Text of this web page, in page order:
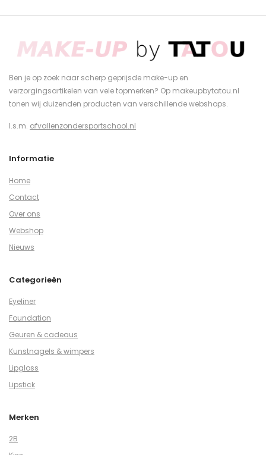
Ben je op zoek naar scherp geprijsde make-up en
verzorgingsartikelen van vele topmerken? Op makeupbytatou.nl
tonen wij duizenden producten van verschillende webshops.
I.s.m. afvallenzondersportschool.nl
Informatie
Home
Contact
Over ons
Webshop
Nieuws
Categorieën
Eyeliner
Foundation
Geuren & cadeaus
Kunstnagels & wimpers
Lipgloss
Lipstick
Merken
2B